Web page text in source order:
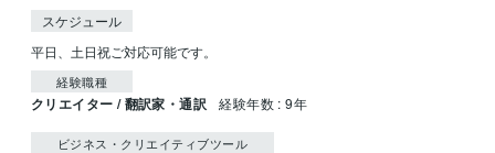
スケジュール
平日、土日祝ご対応可能です。
経験職種
クリエイター / 翻訳家・通訳 経験年数 : 9年
ビジネス・クリエイティブツール